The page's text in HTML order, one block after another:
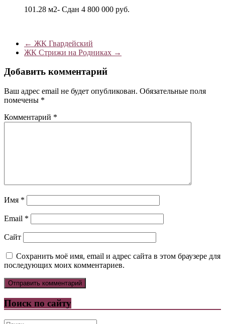
101.28 м2- Сдан 4 800 000 руб.
← ЖК Гвардейский
ЖК Стрижи на Родниках →
Добавить комментарий
Ваш адрес email не будет опубликован. Обязательные поля
помечены *
Комментарий *
Имя *
Email *
Сайт
Сохранить моё имя, email и адрес сайта в этом браузере для
последующих моих комментариев.
Поиск по сайту